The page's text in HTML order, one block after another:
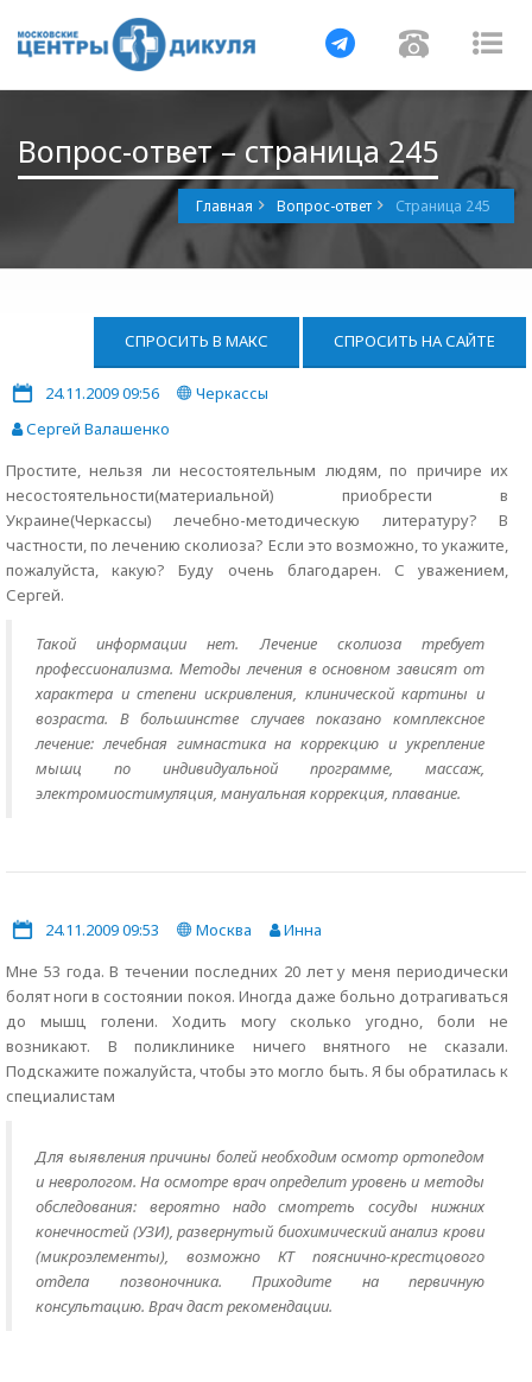
Навигация
Вопрос-ответ – страница 245
Главная Вопрос-ответ Страница 245
СПРОСИТЬ В МАКС СПРОСИТЬ НА САЙТЕ
24.11.2009 09:56
Черкассы
Сергей Валашенко
Простите, нельзя ли несостоятельным людям, по причире их
несостоятельности(материальной) приобрести в
Украине(Черкассы) лечебно-методическую литературу? В
частности, по лечению сколиоза? Если это возможно, то укажите,
пожалуйста, какую? Буду очень благодарен. С уважением,
Сергей.
Такой информации нет. Лечение сколиоза требует
профессионализма. Методы лечения в основном зависят от
характера и степени искривления, клинической картины и
возраста. В большинстве случаев показано комплексное
лечение: лечебная гимнастика на коррекцию и укрепление
мышц по индивидуальной программе, массаж,
электромиостимуляция, мануальная коррекция, плавание.
24.11.2009 09:53 Москва
Инна
Мне 53 года. В течении последних 20 лет у меня периодически
болят ноги в состоянии покоя. Иногда даже больно дотрагиваться
до мышц голени. Ходить могу сколько угодно, боли не
возникают. В поликлинике ничего внятного не сказали.
Подскажите пожалуйста, чтобы это могло быть. Я бы обратилась к
специалистам
Для выявления причины болей необходим осмотр ортопедом
и неврологом. На осмотре врач определит уровень и методы
обследования: вероятно надо смотреть сосуды нижних
конечностей (УЗИ), развернутый биохимический анализ крови
(микроэлементы), возможно КТ пояснично-крестцового
отдела позвоночника. Приходите на первичную
консультацию. Врач даст рекомендации.